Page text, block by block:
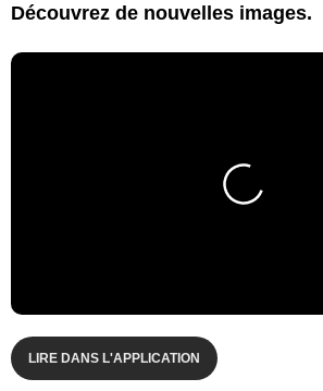
Découvrez de nouvelles images.
LIRE DANS L'APPLICATION